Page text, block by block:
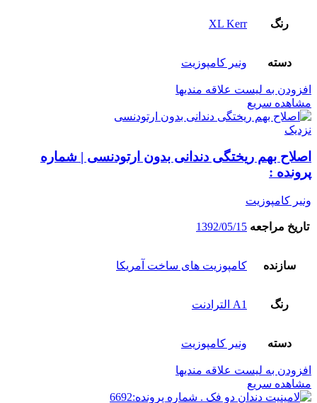
رنگ XL Kerr
دسته ونیر کامپوزیت
افزودن به لیست علاقه مندیها
مشاهده سریع
نزدیک
اصلاح بهم ریختگی دندانی بدون ارتودنسی | شماره
پرونده :
ونیر کامپوزیت
تاریخ مراجعه 1392/05/15
سازنده کامپوزیت های ساخت آمریکا
رنگ A1 الترادنت
دسته ونیر کامپوزیت
افزودن به لیست علاقه مندیها
مشاهده سریع